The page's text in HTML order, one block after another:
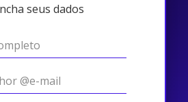
seus dados